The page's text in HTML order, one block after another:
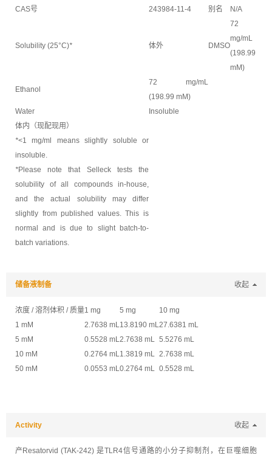
CAS号
243984-11-4 别名 N/A
Solubility (25°C)* 体外 DMSO
72
mg/mL
(198.99
mM)
Ethanol
72 mg/mL
(198.99 mM)
Water
Insoluble
体内（现配现用）
*<1 mg/ml means slightly soluble or
insoluble.
*Please note that Selleck tests the
solubility of all compounds in-house,
and the actual solubility may differ
slightly from published values. This is
normal and is due to slight batch-to-
batch variations.
储备液制备 收起
浓度 / 溶剂体积 / 质量1 mg 5 mg
10 mg
1 mM
2.7638 mL13.8190 mL27.6381 mL
5 mM
0.5528 mL2.7638 mL 5.5276 mL
10 mM
0.2764 mL1.3819 mL 2.7638 mL
50 mM
0.0553 mL0.2764 mL 0.5528 mL
Activity 收起
产 Resatorvid (TAK-242) 是TLR4信号通路的小分子抑制剂，在巨噬细胞